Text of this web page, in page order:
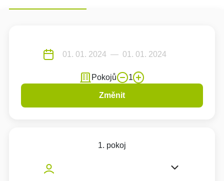
Pokojů 1
Změnit
1. pokoj